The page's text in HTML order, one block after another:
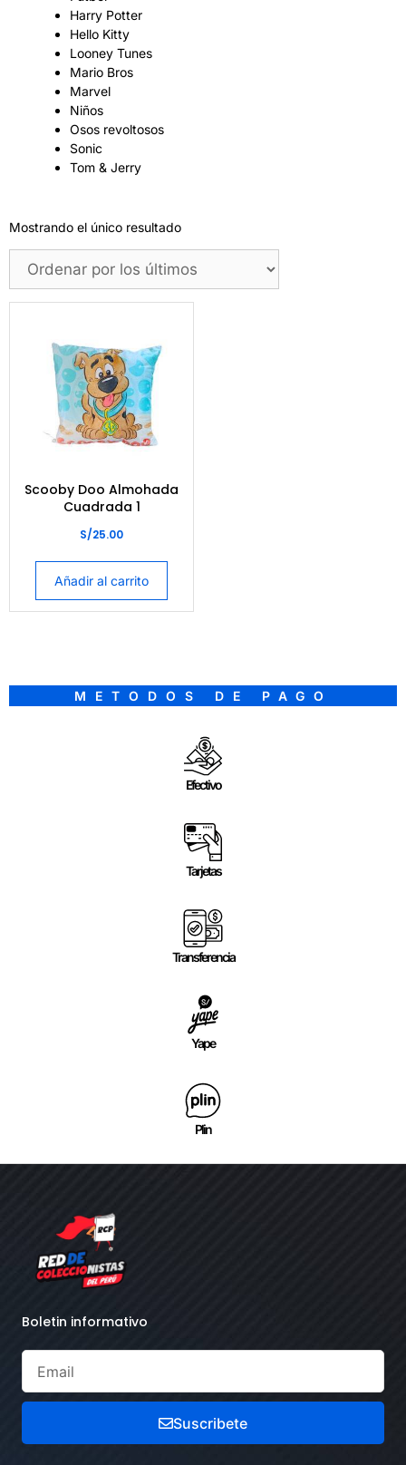
Harry Potter
Hello Kitty
Looney Tunes
Mario Bros
Marvel
Niños
Osos revoltosos
Sonic
Tom & Jerry
Mostrando el único resultado
Scooby Doo Almohada
Cuadrada 1
S/25.00
Añadir al carrito
METODOS DE PAGO
Efectivo
Tarjetas
Transferencia
Yape
Plin
Boletin informativo
Suscribete